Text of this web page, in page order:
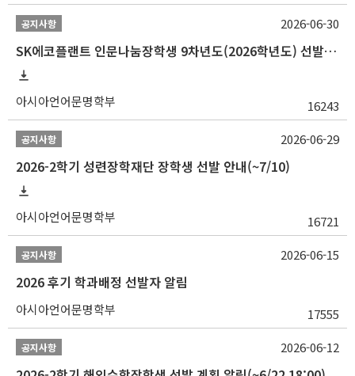
공지사항
SK에코플랜트 인문나눔장학생 9차년도(2026학년도) 선발 안내(~7/20)
아시아언어문명학부 16243
2026-06-30
공지사항
2026-2학기 성련장학재단 장학생 선발 안내(~7/10)
아시아언어문명학부 16721
2026-06-29
공지사항
2026 후기 학과배정 선발자 알림
아시아언어문명학부 17555
2026-06-15
공지사항 2026-06-12